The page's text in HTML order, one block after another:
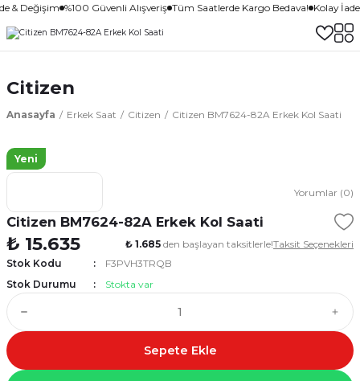
& Değişim %100 Güvenli Alışveriş Tüm Saatlerde Kargo Bedava! Kolay
Citizen
Anasayfa Erkek Saat Citizen Citizen BM7624-82A Erkek Kol Saati
Yeni
Yorumlar (0)
Citizen BM7624-82A Erkek Kol Saati
₺ 15.635 ₺ 1.685 den başlayan taksitlerle!Taksit Seçenekleri
Stok Kodu
F3PVH3TRQB
Stok Durumu
Stokta var
Sepete Ekle